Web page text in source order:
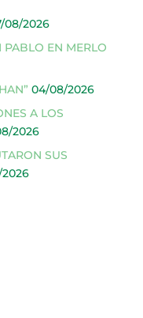
08/2026
PABLO EN MERLO
04/08/2026
A LOS
2026
SUS